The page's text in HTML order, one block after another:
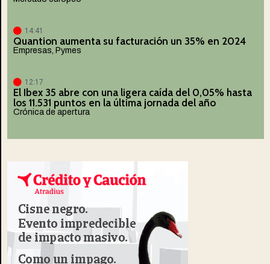
14:41
Quantion aumenta su facturación un 35% en 2024
Empresas Pymes
12:17
El Ibex 35 abre con una ligera caída del 0,05% hasta
los 11.531 puntos en la última jornada del año
Crónica de apertura